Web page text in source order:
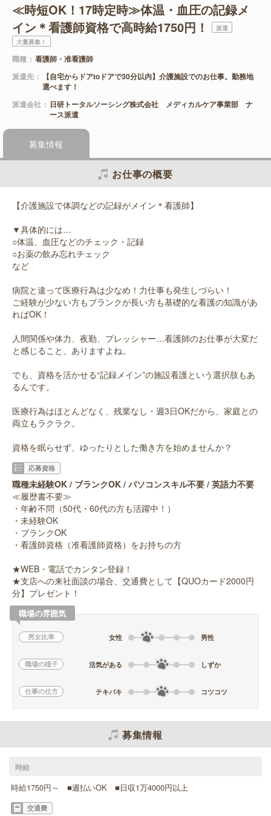
≪時短OK！17時定時≫体温・血圧の記録メ
イン＊看護師資格で高時給1750円！
派遣
大量募集！
職種
看護師・准看護師
派遣先
【自宅からドアtoドアで30分以内】介護施設でのお仕事。勤務地
選べます！
派遣会社
日研トータルソーシング株式会社 メディカルケア事業部 ナ
ース派遣
募集情報
お仕事の概要
【介護施設で体調などの記録がメイン＊看護師】
▼具体的には…
○体温、血圧などのチェック・記録
○お薬の飲み忘れチェック
など
病院と違って医療行為は少なめ！力仕事も発生しづらい！
ご経験が少ない方もブランクが長い方も基礎的な看護の知識があ
ればOK！
人間関係や体力、夜勤、プレッシャー…看護師のお仕事が大変だ
と感じること、ありますよね。
でも、資格を活かせる“記録メイン”の施設看護という選択肢もあ
るんです。
医療行為はほとんどなく、残業なし・週3日OKだから、家庭との
両立もラクラク。
資格を眠らせず、ゆったりとした働き方を始めませんか？
応募資格
職種未経験OK / ブランクOK / パソコンスキル不要 / 英語力不要
≪履歴書不要≫
・年齢不問（50代・60代の方も活躍中！）
・未経験OK
・ブランクOK
・看護師資格（准看護師資格）をお持ちの方
★WEB・電話でカンタン登録！
★支店への来社面談の場合、交通費として【QUOカード2000円
分】プレゼント！
職場の雰囲気
男女比率 女性 男性
職場の様子 活気がある しずか
仕事の仕方 テキパキ コツコツ
募集情報
時給
時給1750円～ ■週払いOK ■日収1万4000円以上
交通費